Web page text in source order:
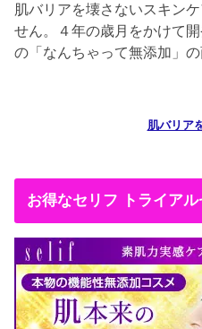
肌バリアを壊さないスキン
せん。４年の歳月をかけて
の「なんちゃって無添加」
肌バリア
お得なセリフ トライアル